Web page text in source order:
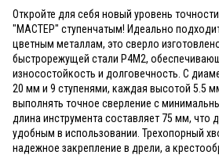
Откройте для себя новый уровень
"МАСТЕР" ступенчатым! Идеально
цветным металлам, это сверло
быстрорежущей стали Р4М2,
износостойкость и долговечность. С
20 мм и 9 ступенями, каждая высотой 5.5
выполнять точное сверление с
длина инструмента составляет 75 мм, что
удобным в использовании. Трехопорный
надежное закрепление в дрели, а